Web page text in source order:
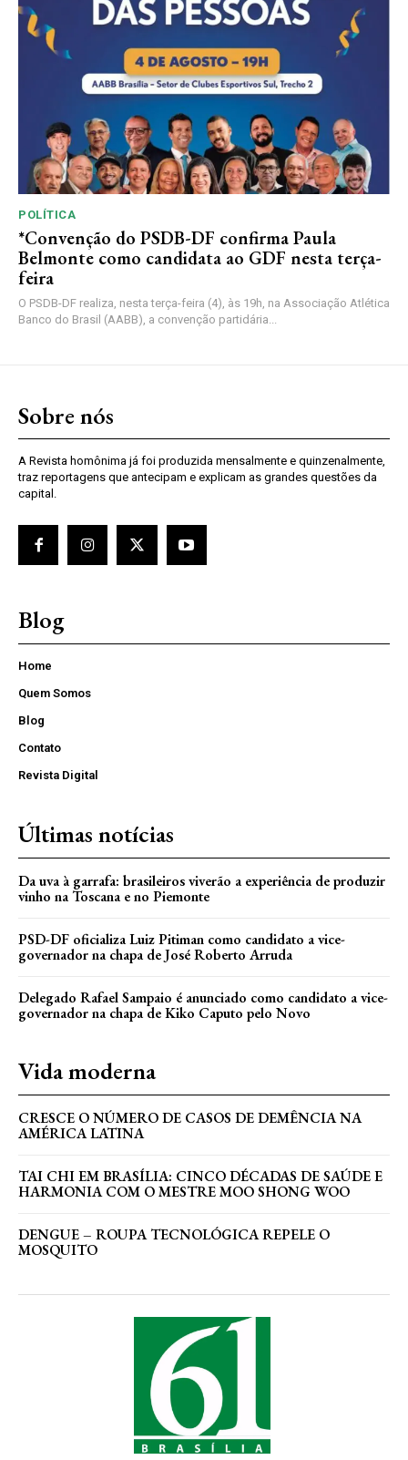
POLÍTICA
*Convenção do PSDB-DF confirma Paula
Belmonte como candidata ao GDF nesta terça-
feira
O PSDB-DF realiza, nesta terça-feira (4), às 19h, na Associação Atlética
Banco do Brasil (AABB), a convenção partidária...
Sobre nós
A Revista homônima já foi produzida mensalmente e quinzenalmente,
traz reportagens que antecipam e explicam as grandes questões da
capital.
Blog
Home
Quem Somos
Blog
Contato
Revista Digital
Últimas notícias
Da uva à garrafa: brasileiros viverão a experiência de produzir
vinho na Toscana e no Piemonte
PSD-DF oficializa Luiz Pitiman como candidato a vice-
governador na chapa de José Roberto Arruda
Delegado Rafael Sampaio é anunciado como candidato a vice-
governador na chapa de Kiko Caputo pelo Novo
Vida moderna
CRESCE O NÚMERO DE CASOS DE DEMÊNCIA NA
AMÉRICA LATINA
TAI CHI EM BRASÍLIA: CINCO DÉCADAS DE SAÚDE E
HARMONIA COM O MESTRE MOO SHONG WOO
DENGUE – ROUPA TECNOLÓGICA REPELE O
MOSQUITO